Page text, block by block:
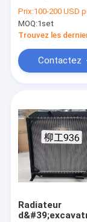
Assemblage du
système de
Prix:100-200 USD
MOQ:1set
Trouvez les
Contactez
Radiateur